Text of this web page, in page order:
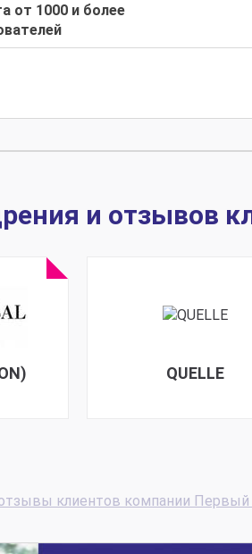
от 1000 и более
и отзывов
QUELLE
клиентов компании Первый